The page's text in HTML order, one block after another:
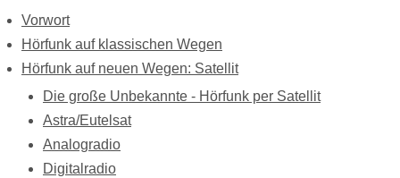
Vorwort
Hörfunk auf klassischen Wegen
Hörfunk auf neuen Wegen: Satellit
Die große Unbekannte - Hörfunk per Satellit
Astra/Eutelsat
Analogradio
Digitalradio